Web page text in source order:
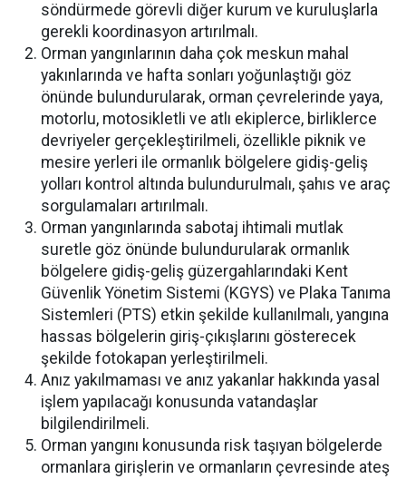
söndürmede görevli diğer kurum ve kuruluşlarla
gerekli koordinasyon artırılmalı.
Orman yangınlarının daha çok meskun mahal
yakınlarında ve hafta sonları yoğunlaştığı göz
önünde bulundurularak, orman çevrelerinde yaya,
motorlu, motosikletli ve atlı ekiplerce, birliklerce
devriyeler gerçekleştirilmeli, özellikle piknik ve
mesire yerleri ile ormanlık bölgelere gidiş-geliş
yolları kontrol altında bulundurulmalı, şahıs ve araç
sorgulamaları artırılmalı.
Orman yangınlarında sabotaj ihtimali mutlak
suretle göz önünde bulundurularak ormanlık
bölgelere gidiş-geliş güzergahlarındaki Kent
Güvenlik Yönetim Sistemi (KGYS) ve Plaka Tanıma
Sistemleri (PTS) etkin şekilde kullanılmalı, yangına
hassas bölgelerin giriş-çıkışlarını gösterecek
şekilde fotokapan yerleştirilmeli.
Anız yakılmaması ve anız yakanlar hakkında yasal
işlem yapılacağı konusunda vatandaşlar
bilgilendirilmeli.
Orman yangını konusunda risk taşıyan bölgelerde
ormanlara girişlerin ve ormanların çevresinde ateş